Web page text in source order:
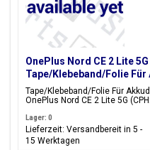
OnePlus Nord CE 2 Lite
Tape/Klebeband/Folie
Tape/Klebeband/Folie Für
OnePlus Nord CE 2 Lite 5G
Lager: 0
Lieferzeit: Versandbereit in 5 -
15 Werktagen